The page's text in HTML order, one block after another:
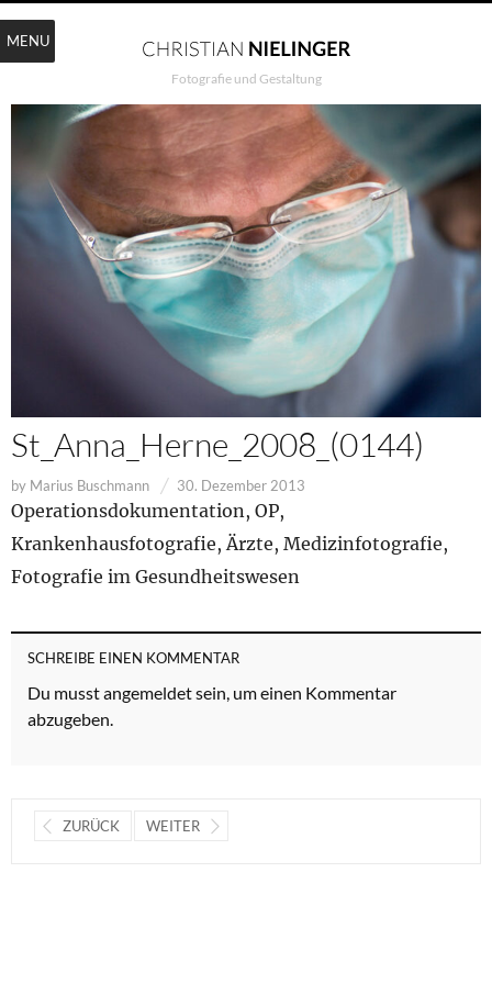
Fotografie und Gestaltung
St_Anna_Herne_2008_(0144)
by Marius Buschmann 30. Dezember 2013
Operationsdokumentation, OP,
Krankenhausfotografie, Ärzte, Medizinfotografie,
Fotografie im Gesundheitswesen
SCHREIBE EINEN KOMMENTAR
Du musstangemeldetsein, um einen Kommentar
abzugeben.
ZURÜCK WEITER
MENU